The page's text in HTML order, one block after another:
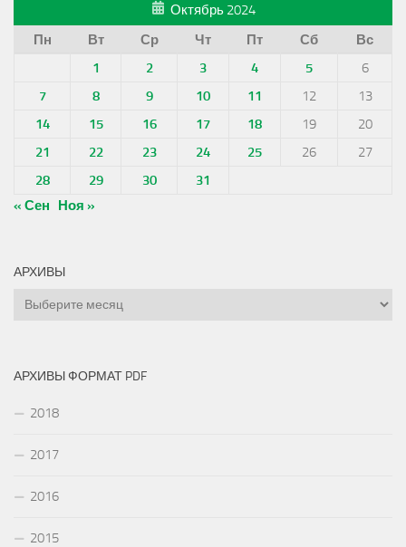
Октябрь 2024
Пн
Вт Ср Чт Пт Сб
Вс
1
2 3 4 5
6
7
8 9 10 11 12
13
14
15 16 17 18 19
20
21
22 23 24 25 26
27
28
29 30
31
« Сен
Ноя »
АРХИВЫ
Архивы
АРХИВЫ ФОРМАТ PDF
2018
2017
2016
2015